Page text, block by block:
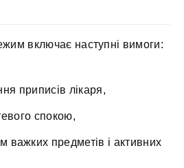
включає наступні вимоги:
приписів лікаря,
спокою,
важких предметів і активних